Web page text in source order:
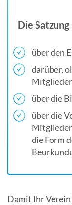
Die
über den
darüber,
über die
über die
die Form
Damit Ihr